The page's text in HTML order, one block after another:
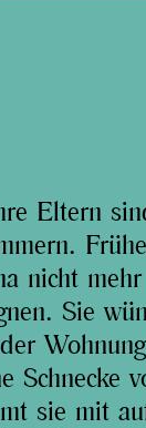
Eltern
nicht
Sie
Schnecke
sie mit